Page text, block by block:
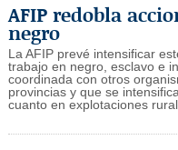
AFIP redobla
negro
La AFIP prevé intensificar
trabajo en negro, esclavo e
coordinada con otros
provincias y que se
cuanto en explotaciones